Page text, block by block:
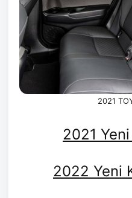
2021
2021
2022 Yeni